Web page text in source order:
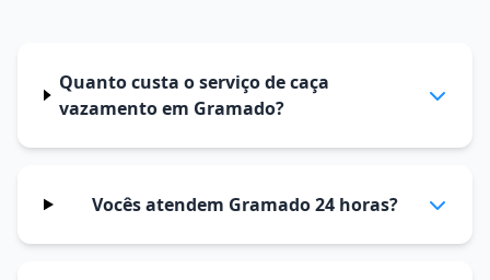
Quanto custa o serviço de caça
vazamento em Gramado?
Vocês atendem Gramado 24 horas?